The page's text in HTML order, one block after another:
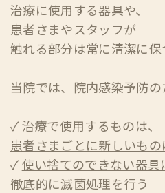
治療に使用する器具や、
患者さまやスタッフが
触れる部分は常に清潔に保
当院では、院内感染予防の
✓治療で使用するものは、
患者さまごとに新しいもの
✓使い捨てのできない器具
徹底的に滅菌処理を行う